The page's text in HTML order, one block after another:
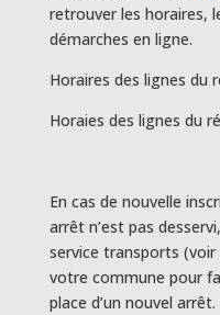
retrouver les horaires,
démarches en ligne.
Horaires des lignes du
Horaies des lignes du
En cas de nouvelle
arrêt n’est pas
service transports (voir
votre commune pour
place d’un nouvel